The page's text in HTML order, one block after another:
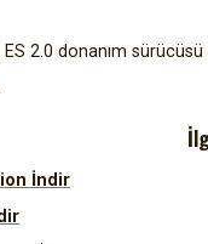
ES 2.0 donanım
İndir